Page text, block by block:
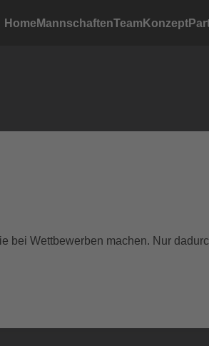
Home MannschaftenTeam Konzept
bei Wettbewerben machen. Nur